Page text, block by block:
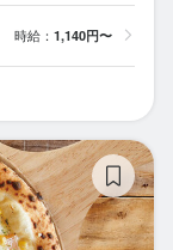
時給： 1,140円〜